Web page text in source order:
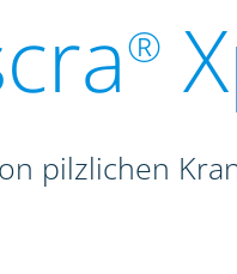
®
pilzlichen